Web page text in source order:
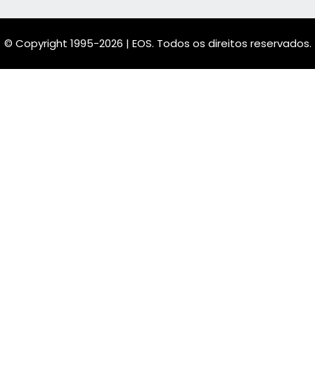
© Copyright 1995-2026 | EOS. Todos os direitos reservados.